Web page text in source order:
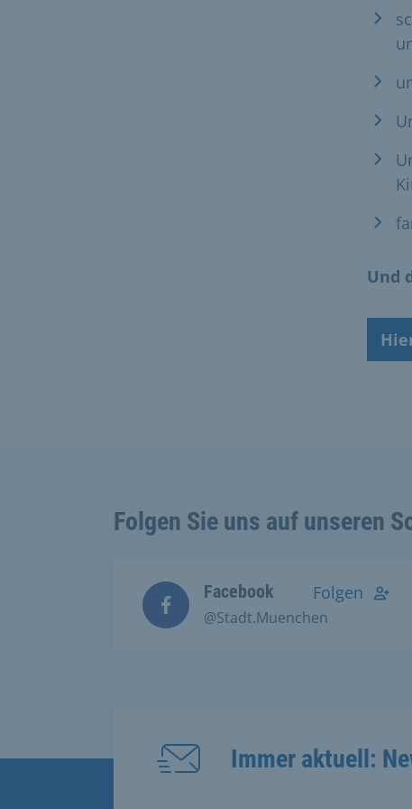
Und
Folgen Sie uns auf unseren
Facebook
@Stadt.Muenchen
Folgen
Immer aktuell: